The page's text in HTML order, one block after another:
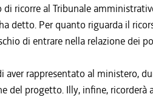
ricorre al Tribunale
detto. Per quanto riguarda il
di entrare nella relazione dei
aver rappresentato al ministero,
del progetto. Illy, infine,